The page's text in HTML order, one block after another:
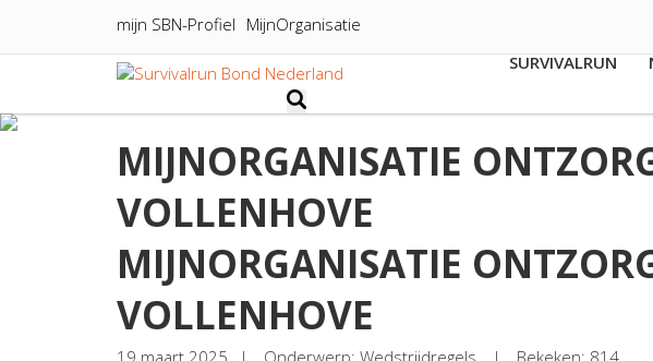
mijn SBN-Profiel MijnOrganisatie
SURVIVALRUN
MIJNORGANISATIE
VOLLENHOVE
MIJNORGANISATIE
VOLLENHOVE
19 maart 2025 Onderwerp: Wedstrijdregels
Bekeken: 814